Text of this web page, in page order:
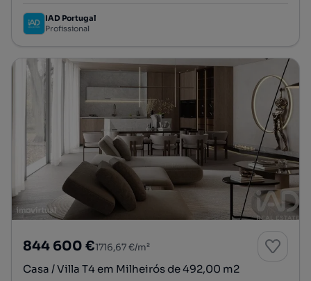
IAD Portugal
Profissional
844 600 €1716,67 €/m²
Casa / Villa T4 em Milheirós de 492,00 m2